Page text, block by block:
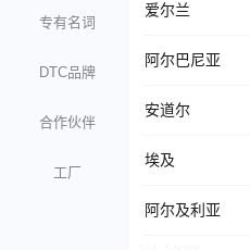
专有名词
DTC品牌
合作伙伴
工厂
爱尔兰
阿尔巴尼亚
安道尔
埃及
阿尔及利亚